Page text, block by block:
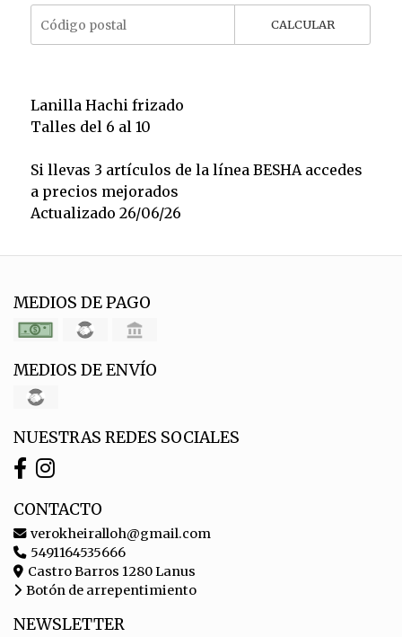
CALCULAR
Lanilla Hachi frizado
Talles del 6 al 10
Si llevas 3 artículos de la línea BESHA accedes
a precios mejorados
Actualizado 26/06/26
MEDIOS DE PAGO
MEDIOS DE ENVÍO
NUESTRAS REDES SOCIALES
CONTACTO
verokheiralloh@gmail.com
5491164535666
Castro Barros 1280 Lanus
Botón de arrepentimiento
NEWSLETTER